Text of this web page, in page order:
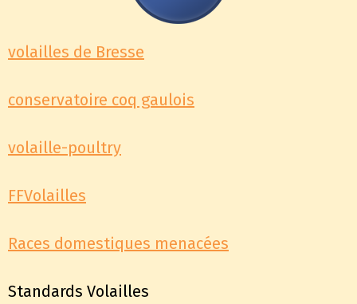
volailles de Bresse
conservatoire coq gaulois
volaille-poultry
FFVolailles
Races domestiques menacées
Standards Volailles